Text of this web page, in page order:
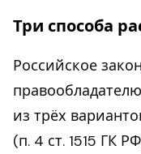
Три способа
Российское
из трёх
(п. 4 ст. 1515 ГК